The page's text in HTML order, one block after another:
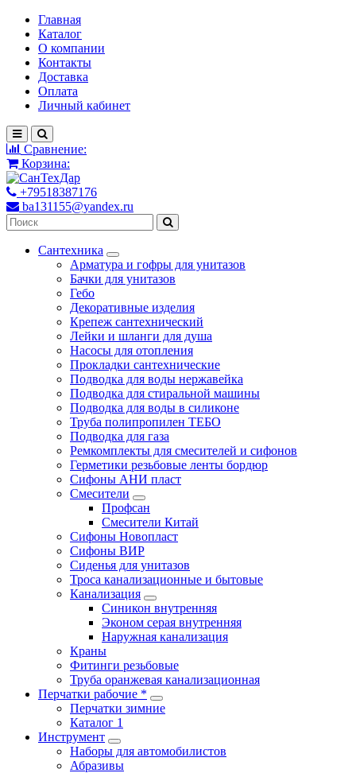
Главная
Каталог
О компании
Контакты
Доставка
Оплата
Личный кабинет
Сравнение:
Корзина:
+79518387176
ba131155@yandex.ru
Сантехника
Арматура и гофры для унитазов
Бачки для унитазов
Гебо
Декоративные изделия
Крепеж сантехнический
Лейки и шланги для душа
Насосы для отопления
Прокладки сантехнические
Подводка для воды нержавейка
Подводка для стиральной машины
Подводка для воды в силиконе
Труба полипропилен ТЕБО
Подводка для газа
Ремкомплекты для смесителей и сифонов
Герметики резьбовые ленты бордюр
Сифоны АНИ пласт
Смесители
Профсан
Смесители Китай
Сифоны Новопласт
Сифоны ВИР
Сиденья для унитазов
Троса канализационные и бытовые
Канализация
Синикон внутренняя
Эконом серая внутренняя
Наружная канализация
Краны
Фитинги резьбовые
Труба оранжевая канализационная
Перчатки рабочие *
Перчатки зимние
Каталог 1
Инструмент
Наборы для автомобилистов
Абразивы